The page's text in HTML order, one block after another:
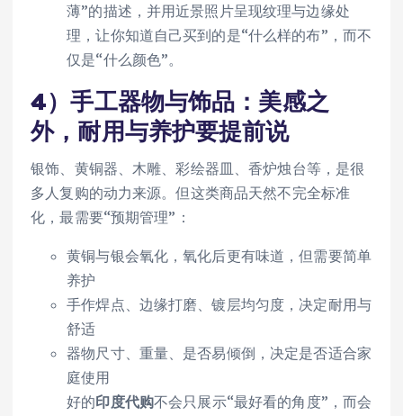
薄”的描述，并用近景照片呈现纹理与边缘处
理，让你知道自己买到的是“什么样的布”，而不
仅是“什么颜色”。
4）手工器物与饰品：美感之
外，耐用与养护要提前说
银饰、黄铜器、木雕、彩绘器皿、香炉烛台等，是很
多人复购的动力来源。但这类商品天然不完全标准
化，最需要“预期管理”：
黄铜与银会氧化，氧化后更有味道，但需要简单
养护
手作焊点、边缘打磨、镀层均匀度，决定耐用与
舒适
器物尺寸、重量、是否易倾倒，决定是否适合家
庭使用
好的印度代购不会只展示“最好看的角度”，而会